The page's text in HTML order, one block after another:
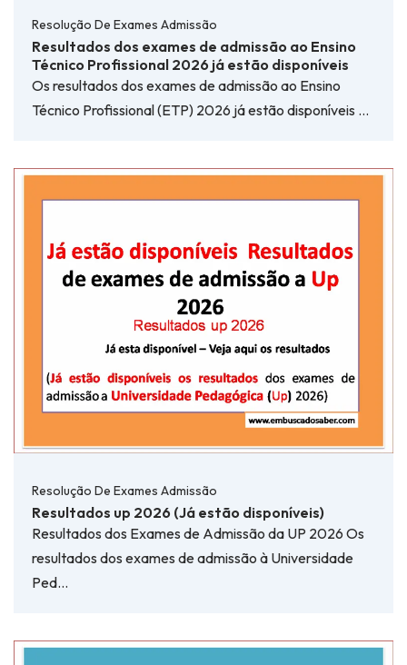
Resolução De Exames Admissão
Resultados dos exames de admissão ao Ensino
Técnico Profissional 2026 já estão disponíveis
Os resultados dos exames de admissão ao Ensino
Técnico Profissional (ETP) 2026 já estão disponíveis …
Resolução De Exames Admissão
Resultados up 2026 (Já estão disponíveis)
Resultados dos Exames de Admissão da UP 2026 Os
resultados dos exames de admissão à Universidade
Ped…